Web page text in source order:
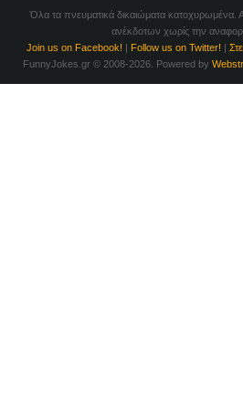
Όλα τα πνευματικά δικαιώματα κατοχυρωμένα.
ανέκδοτων χωρίς την
Join us on Facebook! | Follow us on Twitter! |
FunnyJokes.gr © 2008-2026. Powered by